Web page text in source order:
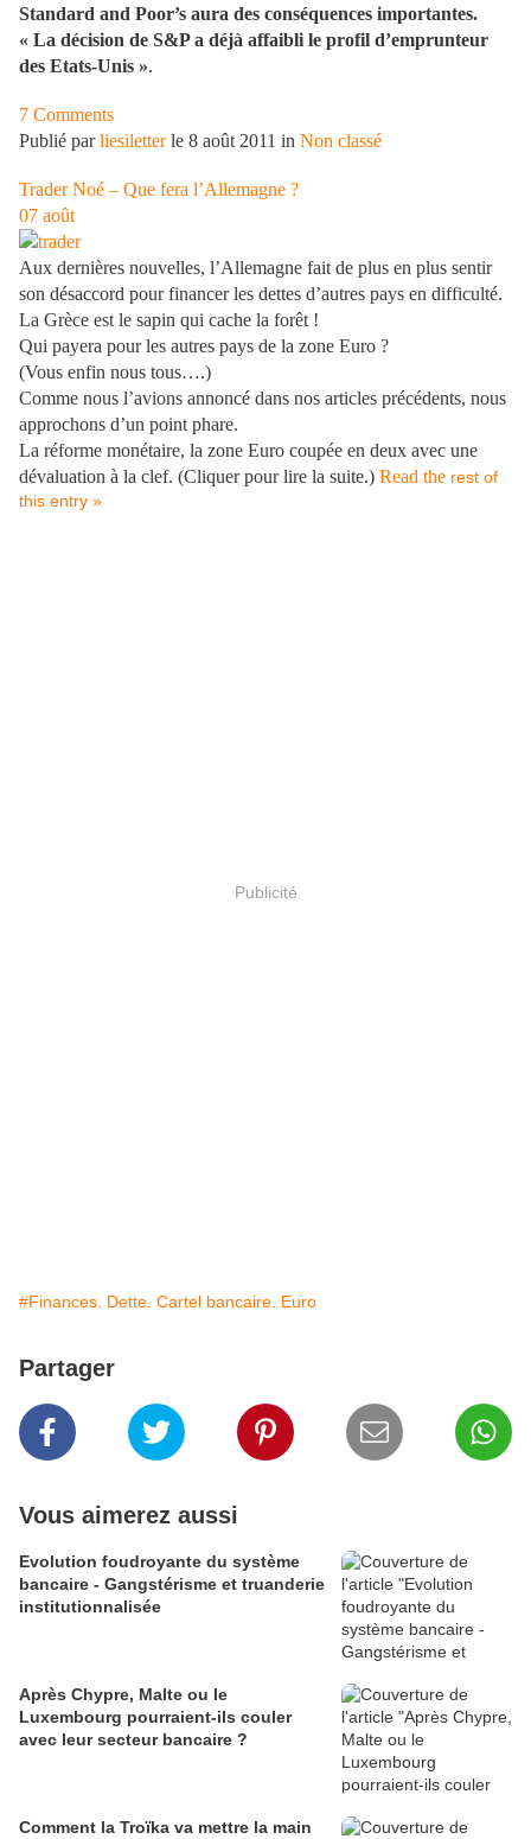
Standard and Poor’s aura des conséquences importantes.
« La décision de S&P a déjà affaibli le profil d’emprunteur
des Etats-Unis ».
7 Comments
Publié parliesiletterle 8 août 2011 in Non classé
Trader Noé – Que fera l’Allemagne ?
07 août
Aux dernières nouvelles, l’Allemagne fait de plus en plus sentir
son désaccord pour financer les dettes d’autres pays en difficulté.
La Grèce est le sapin qui cache la forêt !
Qui payera pour les autres pays de la zone Euro ?
(Vous enfin nous tous….)
Comme nous l’avions annoncé dans nos articles précédents, nous
approchons d’un point phare.
La réforme monétaire, la zone Euro coupée en deux avec une
dévaluation à la clef. (Cliquer pour lire la suite.) Read the rest of
this entry »
Publicité
#Finances. Dette. Cartel bancaire. Euro
Partager
Vous aimerez aussi
Evolution foudroyante du système
bancaire - Gangstérisme et truanderie
institutionnalisée
Après Chypre, Malte ou le
Luxembourg pourraient-ils couler
avec leur secteur bancaire ?
Comment la Troïka va mettre la main